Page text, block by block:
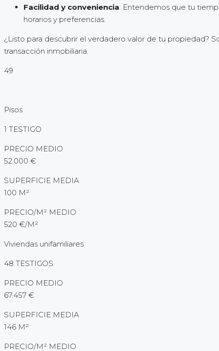
Facilidad y conveniencia: Entendemos que tu
horarios y preferencias.
¿Listo para descubrir el verdadero valor de tu propiedad?
transacción inmobiliaria.
49
Pisos
1 TESTIGO
PRECIO MEDIO
52.000 €
SUPERFICIE MEDIA
100 M²
PRECIO/M² MEDIO
520 €/M²
Viviendas unifamiliares
48 TESTIGOS
PRECIO MEDIO
67.457 €
SUPERFICIE MEDIA
146 M²
PRECIO/M² MEDIO